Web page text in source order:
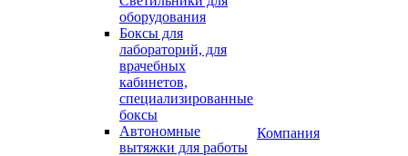
оборудования
Боксы для
лабораторий, для
врачебных
кабинетов,
специализированные
боксы
Автономные
вытяжки для работы
Компания